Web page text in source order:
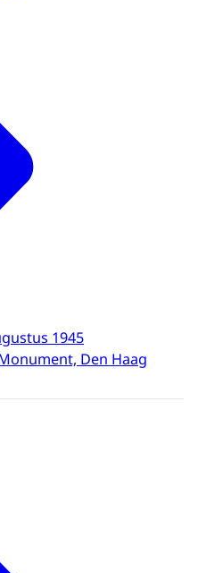
1945
Den Haag